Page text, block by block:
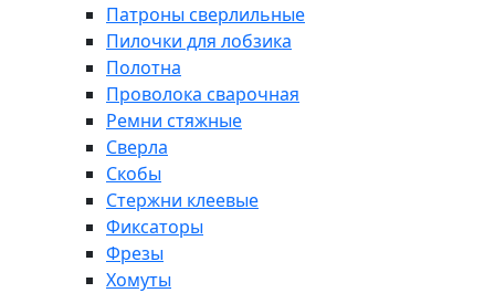
Патроны сверлильные
Пилочки для лобзика
Полотна
Проволока сварочная
Ремни стяжные
Сверла
Скобы
Стержни клеевые
Фиксаторы
Фрезы
Хомуты